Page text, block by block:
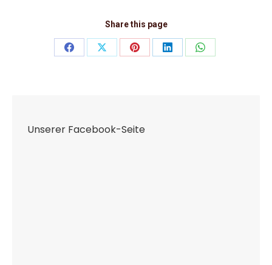
Share this page
Share
Share
Share
Share
Share
Unserer Facebook-Seite